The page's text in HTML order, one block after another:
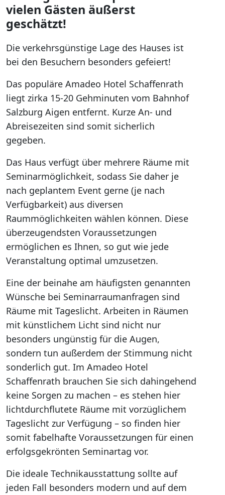
vielen Gästen äußerst
geschätzt!
Die verkehrsgünstige Lage des Hauses ist
bei den Besuchern besonders gefeiert!
Das populäre Amadeo Hotel Schaffenrath
liegt zirka 15-20 Gehminuten vom Bahnhof
Salzburg Aigen entfernt. Kurze An- und
Abreisezeiten sind somit sicherlich
gegeben.
Das Haus verfügt über mehrere Räume mit
Seminarmöglichkeit, sodass Sie daher je
nach geplantem Event gerne (je nach
Verfügbarkeit) aus diversen
Raummöglichkeiten wählen können. Diese
überzeugendsten Voraussetzungen
ermöglichen es Ihnen, so gut wie jede
Veranstaltung optimal umzusetzen.
Eine der beinahe am häufigsten genannten
Wünsche bei Seminarraumanfragen sind
Räume mit Tageslicht. Arbeiten in Räumen
mit künstlichem Licht sind nicht nur
besonders ungünstig für die Augen,
sondern tun außerdem der Stimmung nicht
sonderlich gut. Im Amadeo Hotel
Schaffenrath brauchen Sie sich dahingehend
keine Sorgen zu machen – es stehen hier
lichtdurchflutete Räume mit vorzüglichem
Tageslicht zur Verfügung – so finden hier
somit fabelhafte Voraussetzungen für einen
erfolgsgekrönten Seminartag vor.
Die ideale Technikausstattung sollte auf
jeden Fall besonders modern und auf dem